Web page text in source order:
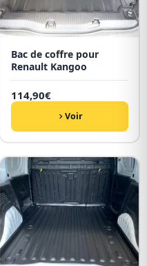
Bac de coffre pour
Renault Kangoo
114,90€
Voir